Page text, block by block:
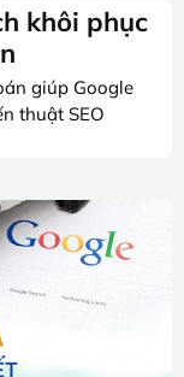
khôi phục
giúp Google
thuật SEO